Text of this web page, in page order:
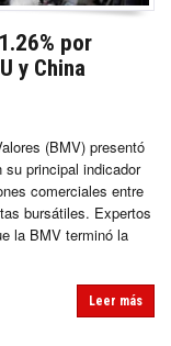
por
y China
(BMV) presentó
principal indicador
comerciales entre
bursátiles. Expertos
la BMV terminó la
Leer más